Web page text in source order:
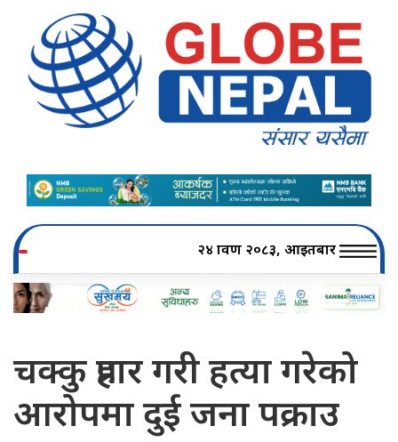
२४ श्रावण २०८३, आइतबार
चक्कु प्रहार गरी हत्या गरेको
आरोपमा दुई जना पक्राउ